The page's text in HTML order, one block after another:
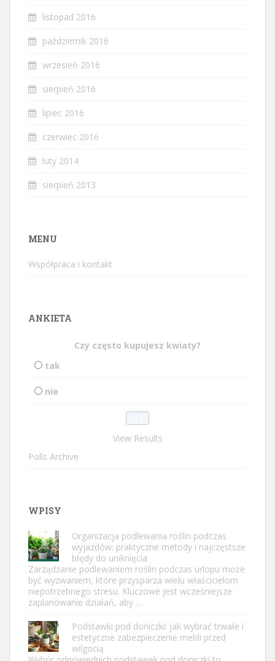
listopad 2016
październik 2016
wrzesień 2016
sierpień 2016
lipiec 2016
czerwiec 2016
luty 2014
sierpień 2013
MENU
Współpraca i kontakt
ANKIETA
Czy często kupujesz kwiaty?
tak
nie
View Results
Polls Archive
WPISY
Organizacja podlewania roślin podczas
wyjazdów: praktyczne metody i najczęstsze
błędy do uniknięcia
Zarządzanie podlewaniem roślin podczas urlopu może
być wyzwaniem, które przysparza wielu właścicielom
niepotrzebnego stresu. Kluczowe jest wcześniejsze
zaplanowanie działań, aby …
Podstawki pod doniczki: jak wybrać trwałe i
estetyczne zabezpieczenie mebli przed
wilgocią